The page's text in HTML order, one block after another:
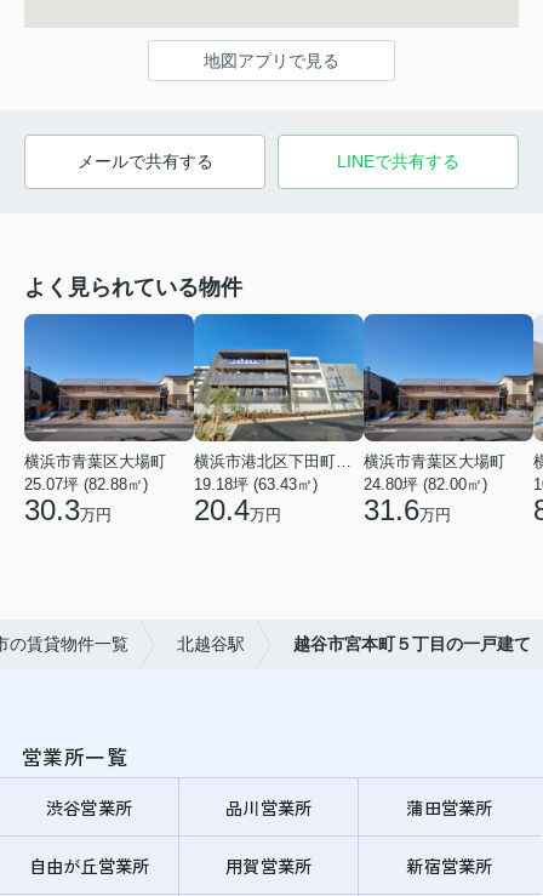
地図アプリで見る
メールで共有する LINEで共有する
よく見られている物件
横浜市青葉区大場町
25.07坪 (82.88㎡)
30.3万円
19.18坪 (63.43㎡)
20.4万円
横浜市青葉区大場町
24.80坪 (82.00㎡)
31.6万円
の賃貸物件一覧 北越谷駅 越谷市宮本町５丁目の一戸建て
営業所一覧
渋谷営業所 品川営業所 蒲田営業所
自由が丘営業所 用賀営業所 新宿営業所